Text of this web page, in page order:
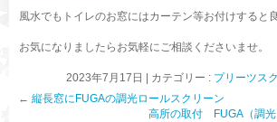
風水でもトイレのお窓にはカーテン等お付けすると
お気になりましたらお気軽にご相談くださいませ。
2023年7月17日 カテゴリー : プリーツス
← 縦長窓にFUGAの調光ロールスクリーン
高所の取付 FUGA（調光